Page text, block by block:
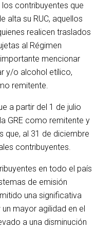
contribuyentes que
alta su RUC, aquellos
realicen traslados
al Régimen
mencionar
y/o alcohol etílico,
remitente.
a partir del 1 de julio
GRE como remitente y
que, al 31 de diciembre
contribuyentes.
en todo el país
de emisión
una significativa
mayor agilidad en el
a una disminución